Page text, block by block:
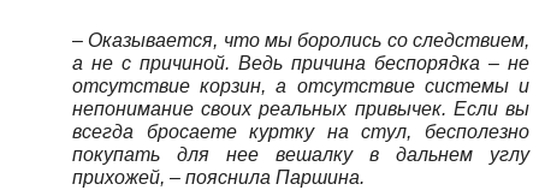
– Оказывается, что мы боролись со следствием,
а не с причиной. Ведь причина беспорядка – не
отсутствие корзин, а отсутствие системы и
непонимание своих реальных привычек. Если вы
всегда бросаете куртку на стул, бесполезно
покупать для нее вешалку в дальнем углу
прихожей, – пояснила Паршина.